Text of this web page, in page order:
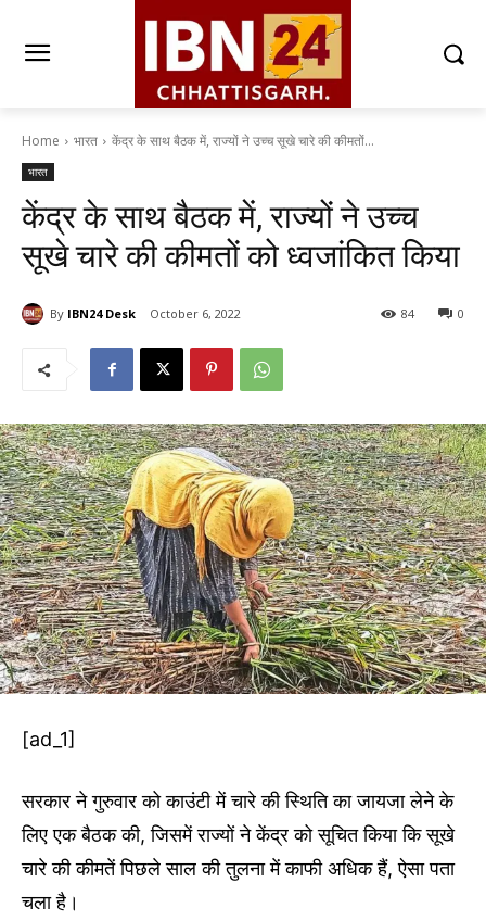
Home भारत केंद्र के साथ बैठक में, राज्यों ने उच्च सूखे चारे की कीमतों...
भारत
केंद्र के साथ बैठक में, राज्यों ने उच्च
सूखे चारे की कीमतों को ध्वजांकित किया
By IBN24 Desk October 6, 2022 0
84
[ad_1]
सरकार ने गुरुवार को काउंटी में चारे की स्थिति का जायजा लेने के
लिए एक बैठक की, जिसमें राज्यों ने केंद्र को सूचित किया कि सूखे
चारे की कीमतें पिछले साल की तुलना में काफी अधिक हैं, ऐसा पता
चला है।